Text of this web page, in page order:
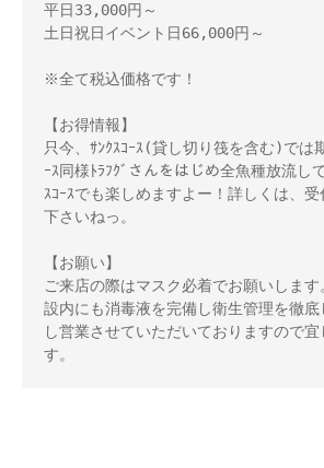
平日33,000円～
土日祝日イベント日66,000円～
※全て税込価格です！
【お得情報】
只今、ｻﾝｸｽｺｰｽ(貸し切り筏を含む)では
ｰｽ同様ﾄﾗﾌｸﾞさんをはじめ全魚種放流し
ｽｺｰｽでも楽しめますよー！詳しくは、
下さいねっ。
【お願い】
ご来店の際はマスク必着でお願いしま
設内にも消毒液を完備し衛生管理を徹
し営業させていただいておりますので宜
す。